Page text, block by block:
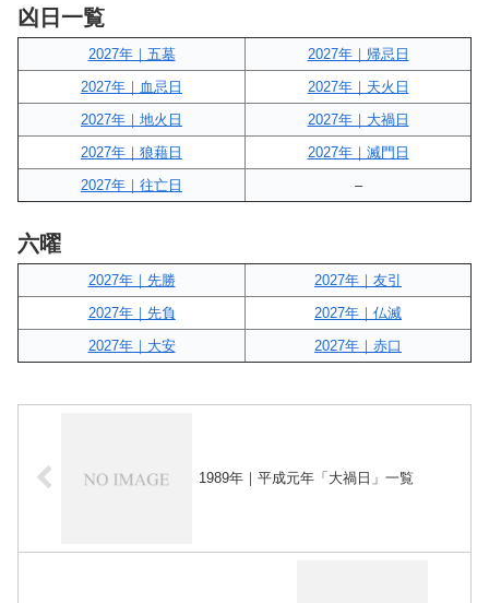
凶日一覧
2027年｜五墓
2027年｜帰忌日
2027年｜血忌日
2027年｜天火日
2027年｜地火日
2027年｜大禍日
2027年｜狼藉日
2027年｜滅門日
2027年｜往亡日
–
六曜
2027年｜先勝
2027年｜友引
2027年｜先負
2027年｜仏滅
2027年｜大安
2027年｜赤口
1989年｜平成元年「大禍日」一覧